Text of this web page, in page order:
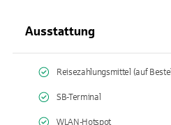
Ausstattung
Reisezahlungsmittel (auf
SB-Terminal
WLAN-Hotspot